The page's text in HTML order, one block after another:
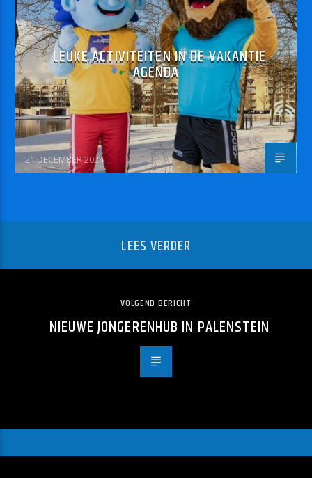
LEUKE ACTIVITEITEN IN DE VAKANTIE
AGENDA
21 DECEMBER 2024
LEES VERDER
VOLGEND BERICHT
NIEUWE JONGERENHUB IN PALENSTEIN